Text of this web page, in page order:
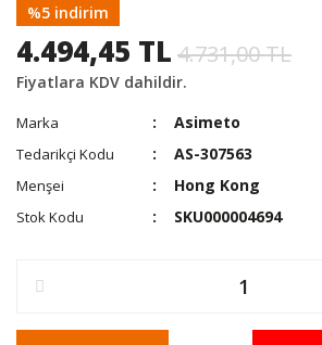
%5 indirim
4.494,45 TL 4.731,00 TL
Fiyatlara KDV dahildir.
Marka Asimeto
Tedarikçi Kodu AS-307563
Menşei Hong Kong
Stok Kodu SKU000004694